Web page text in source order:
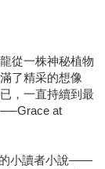
從一株神秘植物
了精采的想像
，一直持續到最
at
小讀者小說——